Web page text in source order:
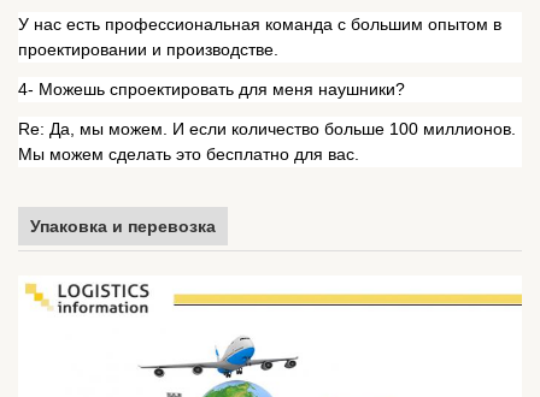
У нас есть профессиональная команда с большим опытом в
проектировании и производстве.
4- Можешь спроектировать для меня наушники?
Re: Да, мы можем. И если количество больше 100 миллионов.
Мы можем сделать это бесплатно для вас.
Упаковка и перевозка